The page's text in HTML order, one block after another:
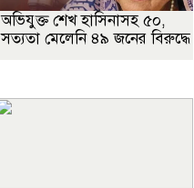
অভিযুক্ত শেখ হাসিনাসহ ৫০,
সত্যতা মেলেনি ৪৯ জনের বিরুদ্ধে